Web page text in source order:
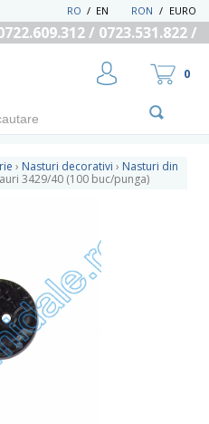
RON / EURO
EN
/
RO
/ 0723.531.822 /
0
› Nasturi decorativi › Nasturi din
3429/40 (100 buc/punga)